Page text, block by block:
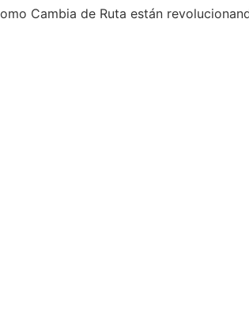
Cambia de Ruta están